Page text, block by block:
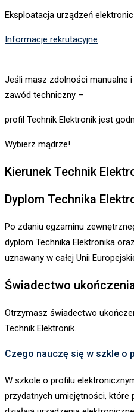
Eksploatacja urządzeń
Informacje rekrutacyjne
Jeśli masz zdolności manualne
zawód techniczny –
profil Technik Elektronik jest
Wybierz mądrze!
Kierunek Technik
Dyplom Technika
Po zdaniu egzaminu
dyplom Technika Elektronika
uznawany w całej Unii
Świadectwo
Otrzymasz świadectwo
Technik Elektronik.
Czego nauczę się w szkle o
W szkole o profilu
przydatnych umiejętności, które